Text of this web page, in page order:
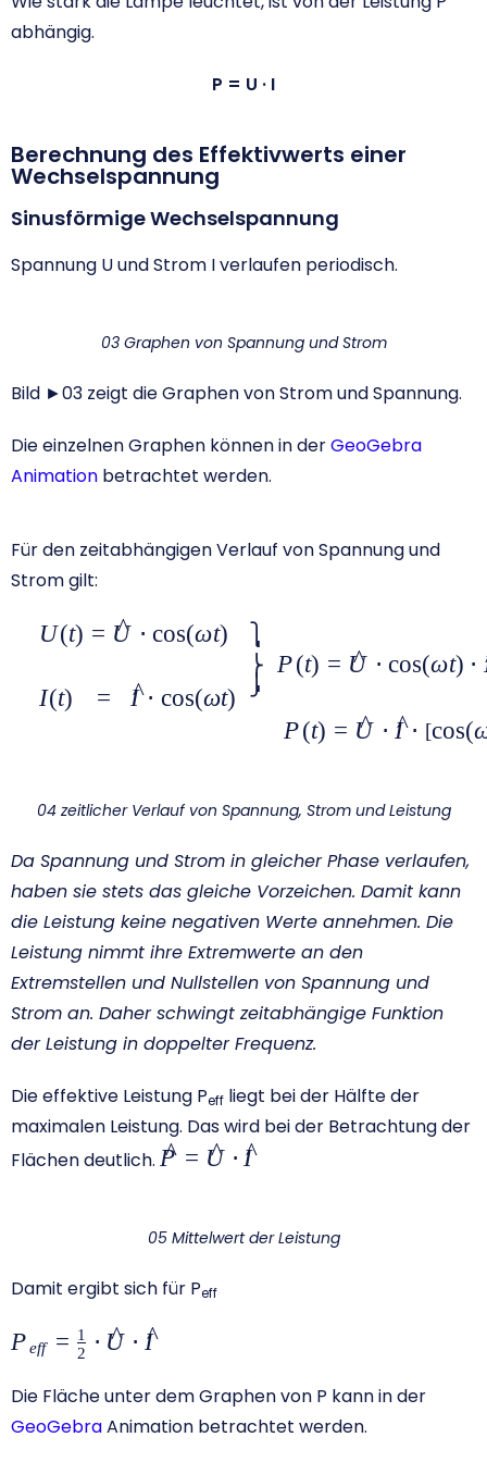
abhängig.
P = U · I
Berechnung des Effektivwerts einer
Wechselspannung
Sinusförmige Wechselspannung
Spannung U und Strom I verlaufen periodisch.
03 Graphen von Spannung und Strom
Bild ►03 zeigt die Graphen von Strom und Spannung.
Die einzelnen Graphen können in derGeoGebra
Animation betrachtet werden.
Für den zeitabhängigen Verlauf von Spannung und
Strom gilt:
{\large\begin{array}{l}\left.
t)\\\\I(t)\,\,\,\,=\,\,\,\hat{I}\cdot \cos (\omega
t)\cdot \hat{I}\cdot \cos (\omega
\hat{I}\cdot {{\left[ \cos (\omega t)
U(t) = U
^ ⋅ cos(ωt)
I(t) = I
^⋅ cos(ωt) ⎭
⎬ P(t) = U
^ ⋅ cos(ωt) ⋅
P(t) = U
^ ⋅ I
^⋅ [cos(
04 zeitlicher Verlauf von Spannung, Strom und Leistung
Da Spannung und Strom in gleicher Phase verlaufen,
haben sie stets das gleiche Vorzeichen. Damit kann
die Leistung keine negativen Werte annehmen. Die
Leistung nimmt ihre Extremwerte an den
Extremstellen und Nullstellen von Spannung und
Strom an. Daher schwingt zeitabhängige Funktion
der Leistung in doppelter Frequenz.
Die effektive Leistung Peff liegt bei der Hälfte der
maximalen Leistung. Das wird bei der Betrachtung der
Flächen deutlich. {\large\hat{P}=\hat{U}\cdot
P
^ = U
^ ⋅ I
^
05 Mittelwert der Leistung
Damit ergibt sich für Peff
{\large{{P}_{eff}}=\frac{1}
{2}\cdot \hat{U}\cdot
\hat{I} }
Peff = 2
1 ⋅ U
^ ⋅ I
^
Die Fläche unter dem Graphen von P kann in der
GeoGebraAnimation betrachtet werden.